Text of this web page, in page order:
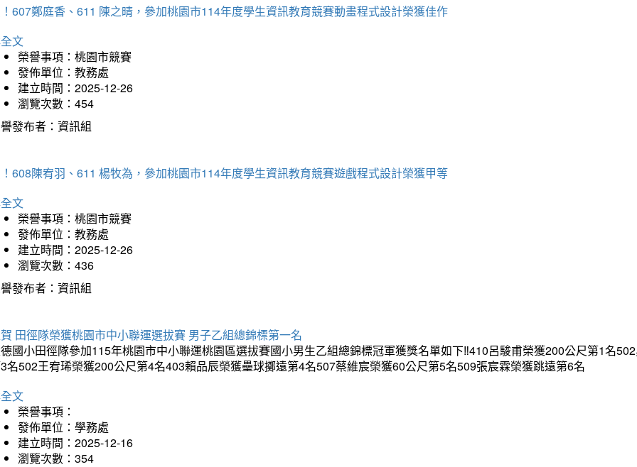
607鄭庭香、611 陳之晴，參加桃園市114年度學生資訊教育競賽動畫程式設計榮獲佳作
文
榮譽事項：桃園市競賽
發佈單位：教務處
建立時間：2025-12-26
瀏覽次數：454
發布者：資訊組
608陳宥羽、611 楊牧為，參加桃園市114年度學生資訊教育競賽遊戲程式設計榮獲甲等
文
榮譽事項：桃園市競賽
發佈單位：教務處
建立時間：2025-12-26
瀏覽次數：436
發布者：資訊組
田徑隊榮獲桃園市中小聯運選拔賽 男子乙組總錦標第一名
國小田徑隊參加115年桃園市中小聯運桃園區選拔賽國小男生乙組總錦標冠軍獲獎名單如下‼️410呂駿甫榮獲200公尺第1名
名502王宥琋榮獲200公尺第4名403賴品辰榮獲壘球擲遠第4名507蔡維宸榮獲60公尺第5名509張宸霖榮獲跳遠第6名
文
榮譽事項：
發佈單位：學務處
建立時間：2025-12-16
瀏覽次數：354